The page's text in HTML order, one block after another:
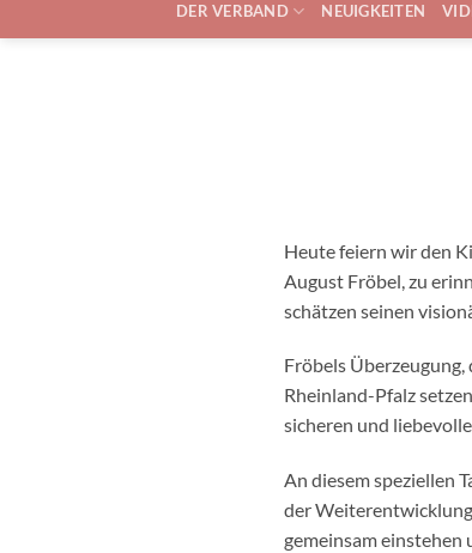
DER VERBAND NEUIGKEITEN
Heute feiern wir den
August Fröbel, zu
schätzen seinen
Fröbels
Rheinland-Pfalz
sicheren und
An diesem speziellen
der
gemeinsam einstehen